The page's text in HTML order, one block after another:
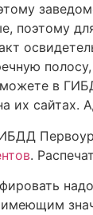
поэтому
в
их
.